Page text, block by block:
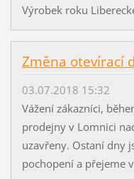
Výrobek roku
Změna otevírací
03.07.2018 15:32
Vážení zákazníci,
prodejny v Lomnici
uzavřeny. Ostaní dny
pochopení a přejeme